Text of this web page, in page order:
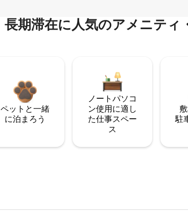
長期滞在に人気のアメニティ
ペットと一緒
に泊まろう
ノートパソコ
ン使用に適し
た仕事スペー
ス
駐⁠